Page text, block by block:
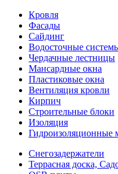
Кровля
Фасады
Сайдинг
Водосточные
Чердачные лестницы
Мансардные окна
Пластиковые окна
Вентиляция кровли
Кирпич
Строительные блоки
Изоляция
Гидроизоляционные
Снегозадержатели
Террасная доска,